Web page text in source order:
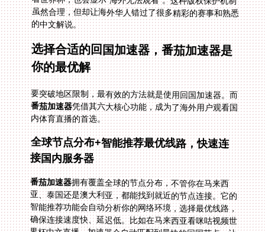
的中文解说。
选择合适的回国加速器，番茄加速器是
你的最优解
要突破地区限制，最有效的方法就是使用回国加速器。而
番茄加速器凭借其六大核心功能，成为了海外用户观看国
内体育直播的首选。
全球节点分布+智能推荐最优线路，快速连
接国内服务器
番茄加速器拥有覆盖全球的节点分布，不管你在马来西
亚、泰国还是澳大利亚，都能找到就近的节点连接。它的
智能推荐功能会自动分析你的网络环境，选择最优线路，
确保连接速度快、延迟低。比如在马来西亚看咪咕视频世
界杯中文直播，加速器会自动匹配到最快的回国节点，让
你打开平台就能流畅播放，不会出现加载半天的情况。对